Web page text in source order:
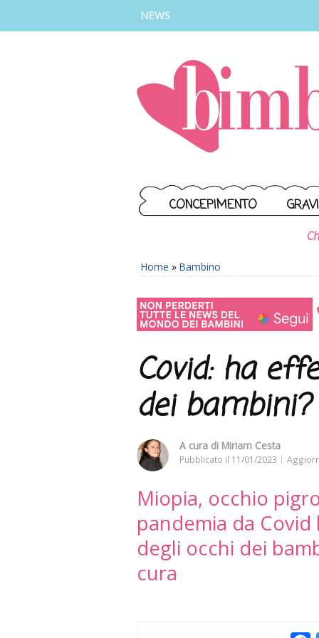
NEWS
CONCEPIMENTO
Home » Bambino
Covid: ha
dei bambini?
A cura di Miriam Cesta
Pubblicato il 11/01/2023
Miopia, occhio
pandemia da
degli occhi dei
cura